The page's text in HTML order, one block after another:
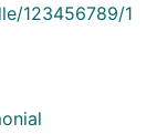
123456789/1